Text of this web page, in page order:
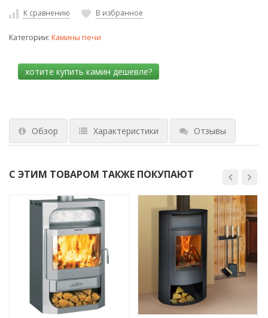
К сравнению В избранное
Категории: Камины печи
Обзор Характеристики Отзывы
С ЭТИМ ТОВАРОМ ТАКЖЕ ПОКУПАЮТ